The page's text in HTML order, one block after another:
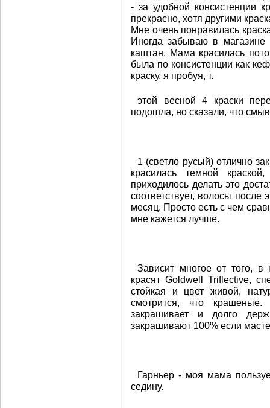
- за удобной консистенции
прекрасно, хотя другими
Мне очень понравилась
Иногда забываю в магазине
каштан. Мама красилась
была по консистенции как
краску, я пробуя, т.
этой весной 4 краски
подошла, но сказали, что
1 (светло русый) отлично
красилась темной
приходилось делать это
соответствует, волосы после
месяц. Просто есть с чем
мне кажется лучше.
Зависит многое от того, в
красят Goldwell Triflective,
стойкая и цвет живой,
смотрится, что
закрашивает и долго
закрашивают 100% если
Гарньер - моя мама
седину.